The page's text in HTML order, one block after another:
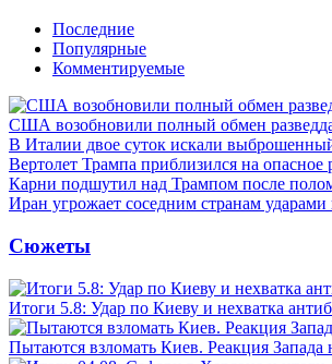
Последние
Популярные
Комментируемые
США возобновили полный обмен
В Италии двое суток искали
Вертолет Трампа приблизился на опасное
Карни подшутил над Трампом после
Иран угрожает соседним странам
Сюжеты
Итоги 5.8: Удар по Киеву и нехватка
Пытаются взломать Киев. Реакция Запада